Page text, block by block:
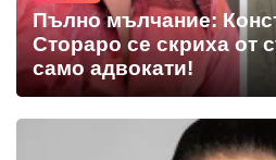
Пълно мълчание:
Стораро се скриха от
само адвокати!